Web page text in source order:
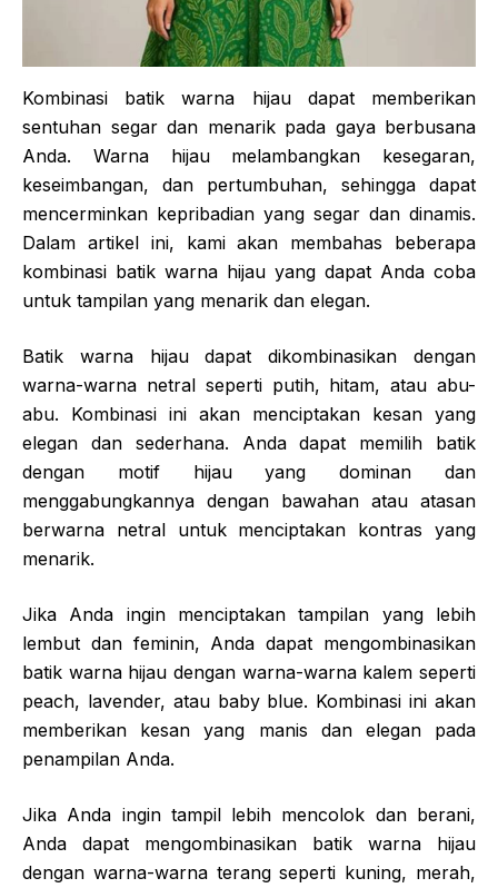
Kombinasi batik warna hijau dapat memberikan
sentuhan segar dan menarik pada gaya berbusana
Anda. Warna hijau melambangkan kesegaran,
keseimbangan, dan pertumbuhan, sehingga dapat
mencerminkan kepribadian yang segar dan dinamis.
Dalam artikel ini, kami akan membahas beberapa
kombinasi batik warna hijau yang dapat Anda coba
untuk tampilan yang menarik dan elegan.
Batik warna hijau dapat dikombinasikan dengan
warna-warna netral seperti putih, hitam, atau abu-
abu. Kombinasi ini akan menciptakan kesan yang
elegan dan sederhana. Anda dapat memilih batik
dengan motif hijau yang dominan dan
menggabungkannya dengan bawahan atau atasan
berwarna netral untuk menciptakan kontras yang
menarik.
Jika Anda ingin menciptakan tampilan yang lebih
lembut dan feminin, Anda dapat mengombinasikan
batik warna hijau dengan warna-warna kalem seperti
peach, lavender, atau baby blue. Kombinasi ini akan
memberikan kesan yang manis dan elegan pada
penampilan Anda.
Jika Anda ingin tampil lebih mencolok dan berani,
Anda dapat mengombinasikan batik warna hijau
dengan warna-warna terang seperti kuning, merah,